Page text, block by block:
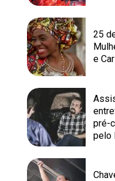
25
e
pré-
pelo